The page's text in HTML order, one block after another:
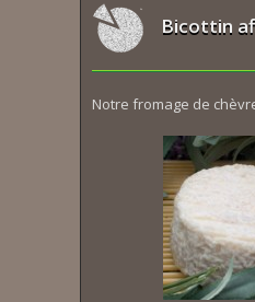
Bicottin
Notre fromage de